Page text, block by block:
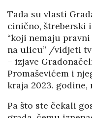
Tada su vlasti
cinično, štreberski
“koji nemaju
na ulicu” /vidjeti
– izjave
Promaševićem i
kraja 2023. godine,
Pa što ste čekali